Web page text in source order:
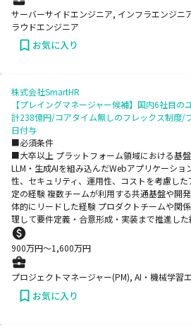
サーバーサイドエンジニア, インフラエンジニ
ラウドエンジニア
お気に入り
株式会社SmartHR
【プレイングマネージャー候補】国内6社目
計238億円/コアタイム無しのフレックス制度/
日付与
■必須条件
■大卒以上 プラットフォーム領域における基
LLM・生成AIを組み込んだWebアプリケーショ
性、セキュリティ、運用性、コストを考慮し
定の経験 複数チームが利用する共通基盤や開
体的にリードした経験 プロダクトチームや関
理して要件定義・合意形成・実装まで推進した
900万円〜1,600万円
プロジェクトマネージャー(PM), AI・機械学習
お気に入り